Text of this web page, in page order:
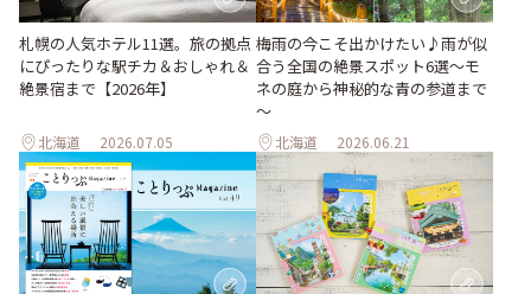
札幌の人気ホテル11選。旅の拠点
にぴったりな駅チカ＆おしゃれ＆
絶景宿まで【2026年】
北海道 2026.07.05
梅雨の今こそ出かけたい♪雨が似
合う全国の絶景スポット6選～モ
ネの庭から神秘的な青の参道まで
～
北海道 2026.06.21